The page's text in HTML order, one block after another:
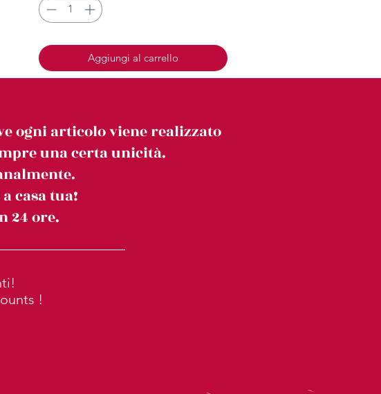
Aggiungi al carrello
ogni articolo viene realizzato
una certa unicità.
casa tua!
24 ore.
!